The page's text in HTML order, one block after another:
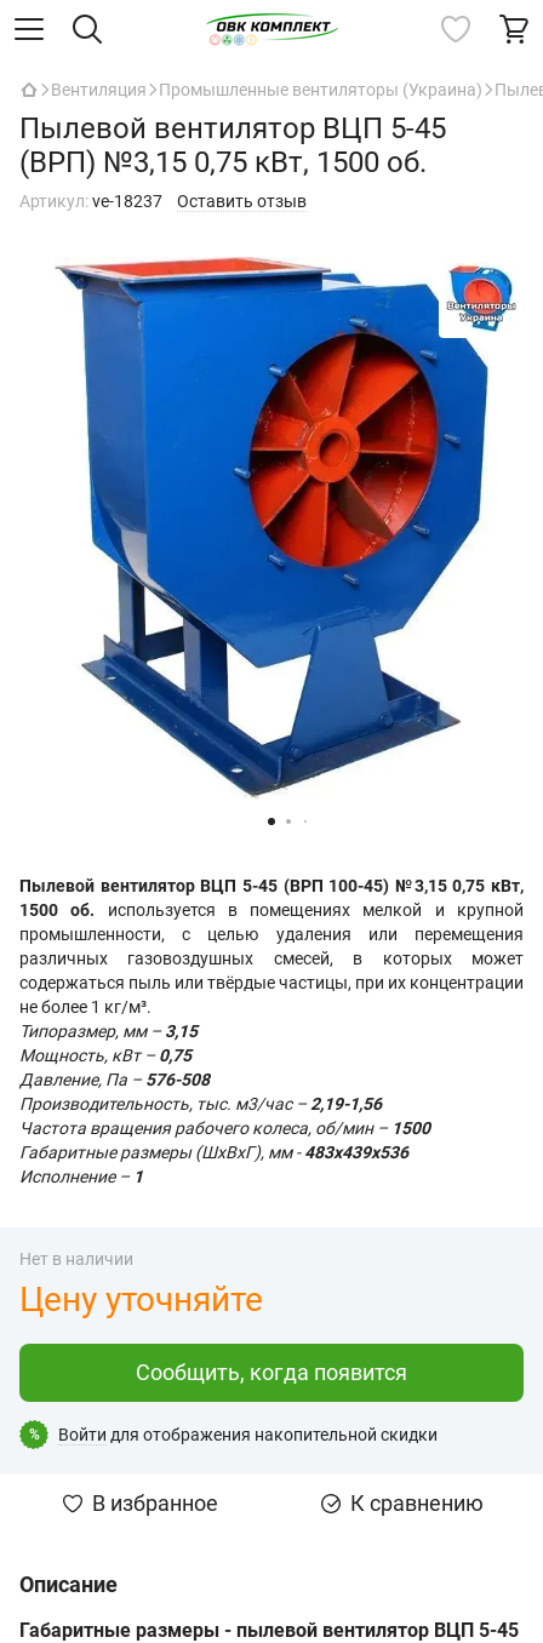
Вентиляция Промышленные вентиляторы (Украина)
Пылевой вентилятор ВЦП 5-45
(ВРП) №3,15 0,75 кВт, 1500 об.
Артикул:ve-18237 Оставить отзыв
Пылевой вентилятор ВЦП 5-45 (ВРП 100-45) №3,15 0,75 кВт,
1500 об. используется в помещениях мелкой и крупной
промышленности, с целью удаления или перемещения
различных газовоздушных смесей, в которых может
содержаться пыль или твёрдые частицы, при их концентрации
не более 1 кг/м³.
Типоразмер, мм –3,15
Мощность, кВт –0,75
Давление, Па –576-508
Производительность, тыс. м3/час –2,19-1,56
Частота вращения рабочего колеса, об/мин – 1500
Габаритные размеры (ШхВхГ), мм -483х439х536
Исполнение – 1
Нет в наличии
Цену уточняйте
Сообщить, когда появится
% Войти для отображения накопительной скидки
В избранное К сравнению
Описание
Габаритные размеры - пылевой вентилятор ВЦП 5-45